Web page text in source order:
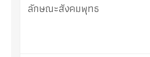
ลักษณะสังคมพุทธ